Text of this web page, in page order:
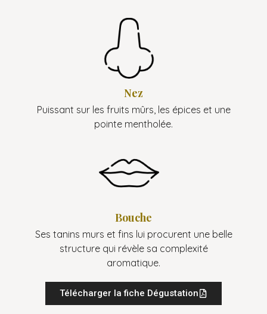
Nez
Puissant sur les fruits mûrs, les épices et une
pointe mentholée.
Bouche
Ses tanins murs et fins lui procurent une belle
structure qui révèle sa complexité
aromatique.
Télécharger la fiche Dégustation